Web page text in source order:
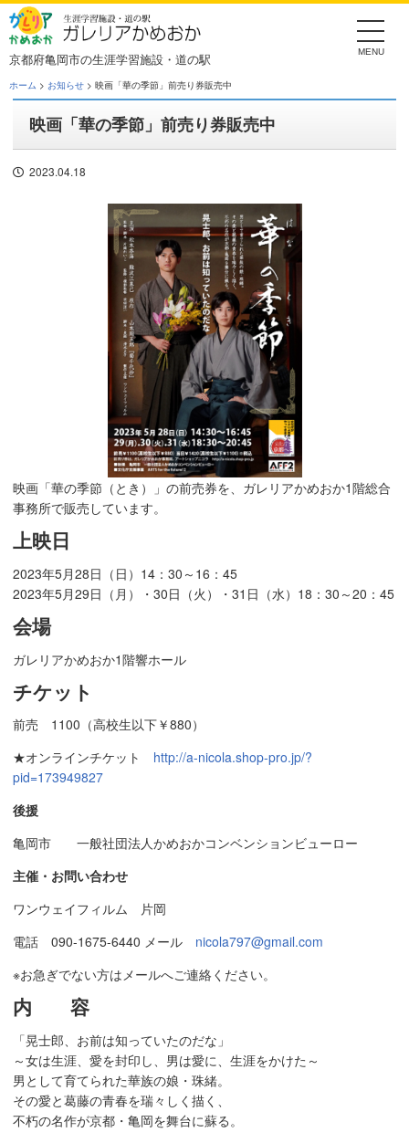
Skip
to
the
content
京都府亀岡市の生涯学習施設・道の駅
ホーム > お知らせ > 映画「華の季節」前売り券販売中
映画「華の季節」前売り券販売中
2023.04.18
映画「華の季節（とき）」の前売券を、ガレリアかめおか1階総合
事務所で販売しています。
上映日
2023年5月28日（日）14：30～16：45
2023年5月29日（月）・30日（火）・31日（水）18：30～20：45
会場
ガレリアかめおか1階響ホール
チケット
前売 1100（高校生以下￥880）
★オンラインチケット http://a-nicola.shop-pro.jp/?
pid=173949827
後援
亀岡市 一般社団法人かめおかコンベンションビューロー
主催・お問い合わせ
ワンウェイフィルム 片岡
電話 090-1675-6440 メール nicola797@gmail.com
※お急ぎでない方はメールへご連絡ください。
内 容
「晃士郎、お前は知っていたのだな」
～女は生涯、愛を封印し、男は愛に、生涯をかけた～
男として育てられた華族の娘・珠緒。
その愛と葛藤の青春を瑞々しく描く、
不朽の名作が京都・亀岡を舞台に蘇る。